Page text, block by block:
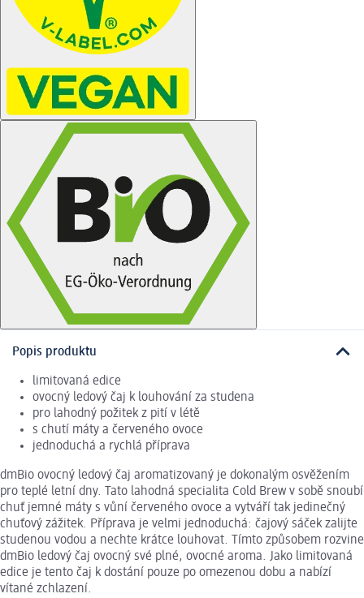
Popis produktu
limitovaná edice
ovocný ledový čaj k louhování za studena
pro lahodný požitek z pití v létě
s chutí máty a červeného ovoce
jednoduchá a rychlá příprava
dmBio ovocný ledový čaj aromatizovaný je dokonalým osvěžením
pro teplé letní dny. Tato lahodná specialita Cold Brew v sobě snoubí
chuť jemné máty s vůní červeného ovoce a vytváří tak jedinečný
chuťový zážitek. Příprava je velmi jednoduchá: čajový sáček zalijte
studenou vodou a nechte krátce louhovat. Tímto způsobem rozvine
dmBio ledový čaj ovocný své plné, ovocné aroma. Jako limitovaná
edice je tento čaj k dostání pouze po omezenou dobu a nabízí
vítané zchlazení.